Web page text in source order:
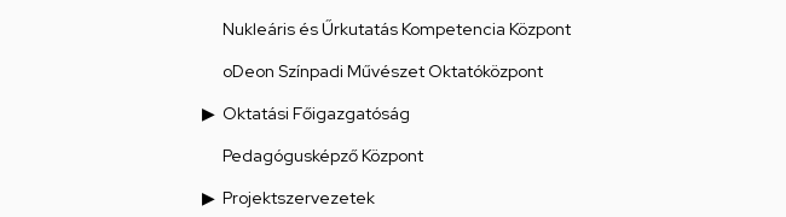
Nukleáris és Űrkutatás Kompetencia Központ
oDeon Színpadi Művészet Oktatóközpont
Oktatási Főigazgatóság
Pedagógusképző Központ
Projektszervezetek